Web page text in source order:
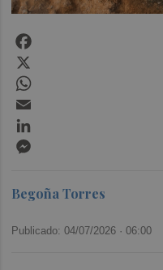
Begoña Torres
Publicado: 04/07/2026 ·06:00